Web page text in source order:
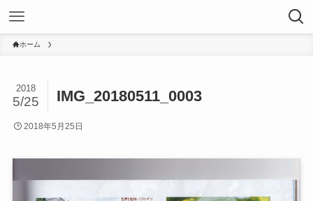
ホーム
IMG_20180511_0003
2018
5/25
2018年5月25日